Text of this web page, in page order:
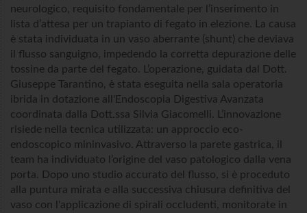
neurologico, requisito fondamentale per l’inserimento in
lista d’attesa per un trapianto di fegato in elezione. La causa
è stata individuata in un vaso aberrante (shunt) che deviava
il flusso sanguigno, impedendo la corretta depurazione delle
tossine da parte del fegato. L’operazione, guidata dal Dott.
Giuseppe Tarantino, è stata eseguita nella sala operatoria
ibrida in dotazione all'Endoscopia Digestiva Avanzata
coordinata dalla Dott.ssa Silvia Giacomelli. L’innovazione
risiede nella tecnica utilizzata: un approccio eco-
endoscopico mininvasivo. Attraverso la parete gastrica, il
team ha individuato l’origine del vaso patologico dalla vena
porta. Dopo uno studio accurato del flusso, si è proceduto
alla puntura mirata e alla successiva chiusura definitiva del
vaso con l'applicazione di spirali occludenti, monitorate in